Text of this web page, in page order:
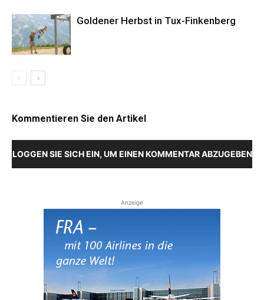
Goldener Herbst in Tux-Finkenberg
Kommentieren Sie den Artikel
LOGGEN SIE SICH EIN, UM EINEN KOMMENTAR ABZUGEBEN
Anzeige